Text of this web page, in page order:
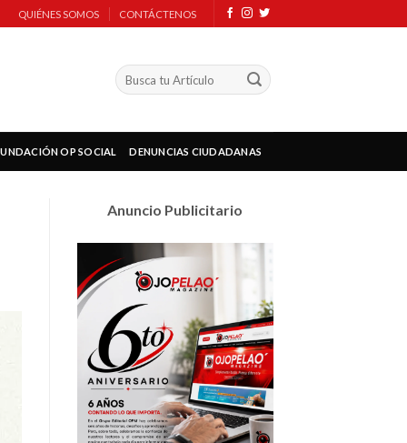
QUIÉNES SOMOS CONTÁCTENOS
OP SOCIAL DENUNCIAS CIUDADANAS
Anuncio Publicitario